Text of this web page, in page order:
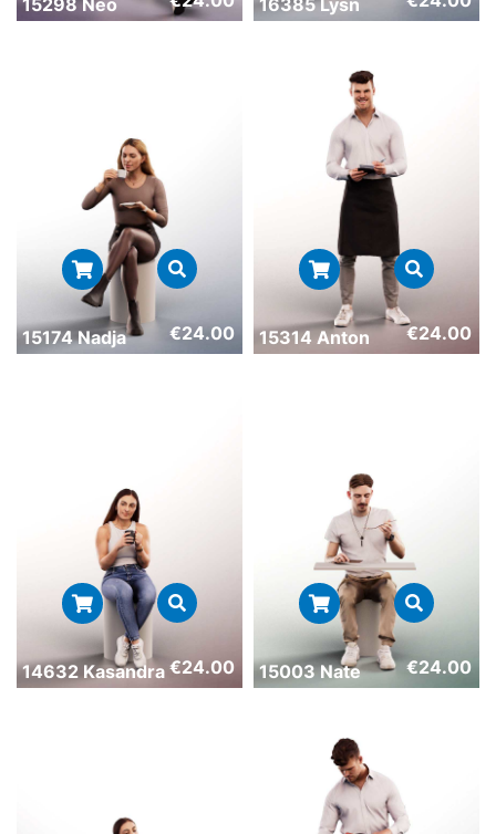
15174 Nadja €24.00 15314 Anton €24.00
14632 Kasandra €24.00 15003 Nate €24.00